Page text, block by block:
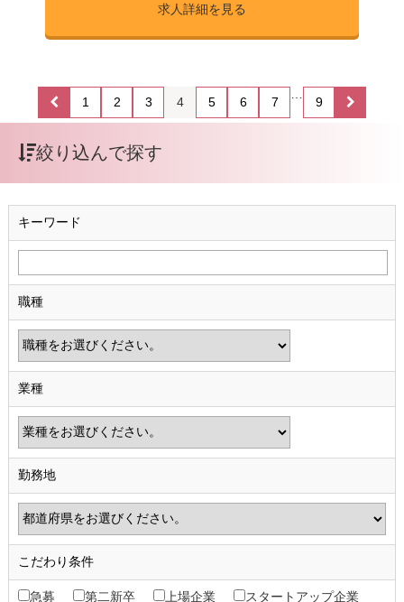
求人詳細を見る
1 2 3 4 5 6 7 9
絞り込んで探す
キーワード
職種
業種
勤務地
こだわり条件
急募 第二新卒 上場企業 スタートアップ企業